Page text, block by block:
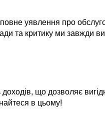
уявлення про
та критику ми завжди
що дозволяє
в цьому!